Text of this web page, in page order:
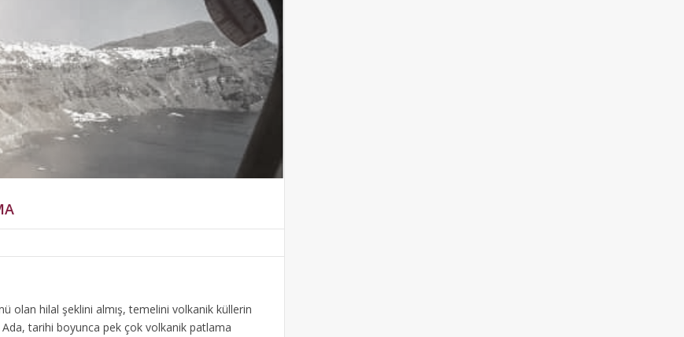
olan hilal şeklini almış, temelini volkanik küllerin
Ada, tarihi boyunca pek çok volkanik patlama